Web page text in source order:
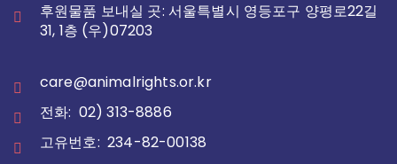
후원물품 보내실 곳: 서울특별시 영등포구 양평로22길
31, 1층 (우)07203
care@animalrights.or.kr
전화: 02) 313-8886
고유번호: 234-82-00138